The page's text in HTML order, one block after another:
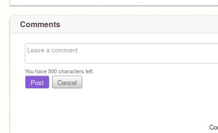
Comments
You have500characters left.
Post Cancel